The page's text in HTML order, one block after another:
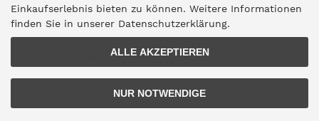
Kundengruppe
Einkaufserlebnis bieten zu können. Weitere Informationen
finden Sie in unserer Datenschutzerklärung.
ALLE AKZEPTIEREN
NUR NOTWENDIGE